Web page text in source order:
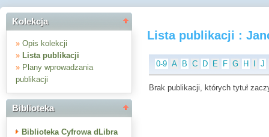
Kolekcja
» Opis kolekcji
» Lista publikacji
» Plany wprowadzania
publikacji
Biblioteka
Biblioteka Cyfrowa dLibra
Lista publikacji :
0-9 A B C D E F G H J
Brak publikacji, których tytuł